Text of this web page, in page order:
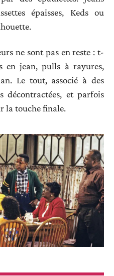
épaisses, Keds ou
ne sont pas en reste : t-
en jean, pulls à rayures,
Le tout, associé à des
décontractées, et parfois
la touche finale.